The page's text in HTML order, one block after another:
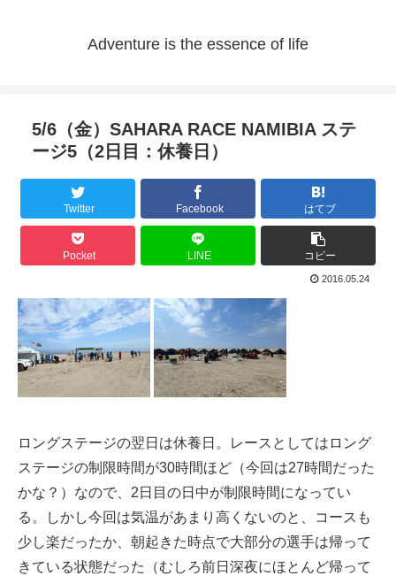
Adventure is the essence of life
5/6（金）SAHARA RACE NAMIBIA ステ
ージ5（2日目：休養日）
Twitter Facebook はてブ
Pocket LINE コピー
2016.05.24
ロングステージの翌日は休養日。レースとしてはロング
ステージの制限時間が30時間ほど（今回は27時間だった
かな？）なので、2日目の日中が制限時間になってい
る。しかし今回は気温があまり高くないのと、コースも
少し楽だったか、朝起きた時点で大部分の選手は帰って
きている状態だった（むしろ前日深夜にほとんど帰って